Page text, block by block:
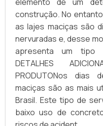
construção. No
as lajes maciças são
nervuradas e, desse
apresenta um tipo
DETALHES
PRODUTONos
maciças são as mais
Brasil. Este tipo de
baixo uso de